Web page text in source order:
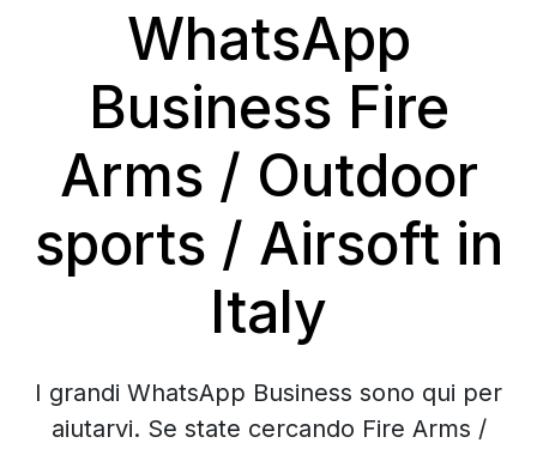
WhatsApp
Business Fire
Arms / Outdoor
sports / Airsoft in
Italy
I grandi WhatsApp Business sono qui per
aiutarvi. Se state cercando Fire Arms /